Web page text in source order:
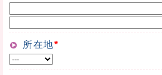
所在地*